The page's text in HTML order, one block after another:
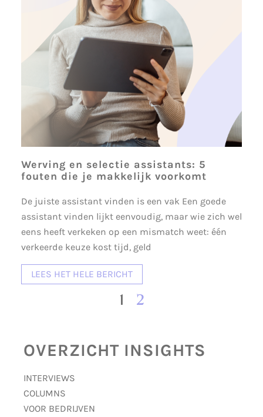
Werving en selectie assistants: 5
fouten die je makkelijk voorkomt
De juiste assistant vinden is een vak Een goede
assistant vinden lijkt eenvoudig, maar wie zich wel
eens heeft verkeken op een mismatch weet: één
verkeerde keuze kost tijd, geld
LEES HET HELE BERICHT
1 2
OVERZICHT INSIGHTS
INTERVIEWS
COLUMNS
VOOR BEDRIJVEN